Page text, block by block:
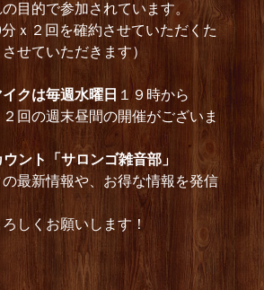
目的で参加されています。
ｘ２回を確約させていただくた
せていただきます）
クは毎週水曜日 １９時から
回の週末昼間の開催がございま
ント「サロンゴ雑音部」
最新情報や、お得な情報を発信
しくお願いします！